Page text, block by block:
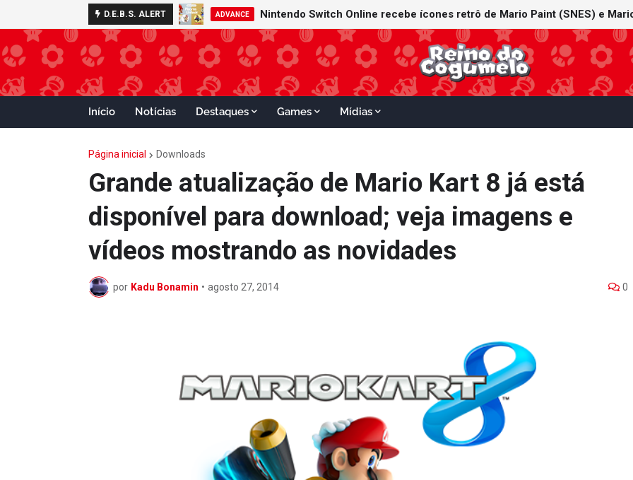
D.E.B.S. ALERT ADVANCE Nintendo Switch Online recebe ícones retrô de Mario Paint (SNES) e
Início Notícias Destaques Games Mídias
Página inicial Downloads
Grande atualização de Mario Kart 8 já está
disponível para download; veja imagens e
vídeos mostrando as novidades
por Kadu Bonamin • agosto 27, 2014 0